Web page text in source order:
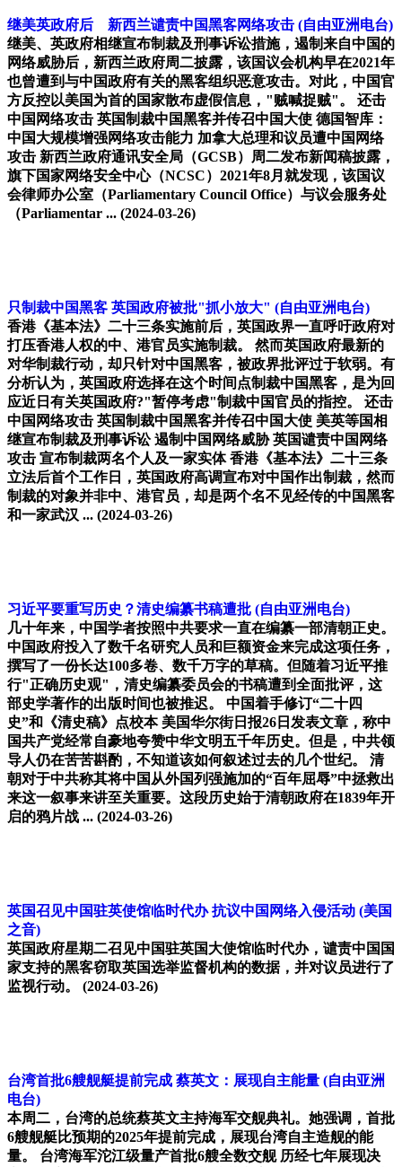
继美英政府后 新西兰谴责中国黑客网络攻击 (自由亚洲电台)
继美、英政府相继宣布制裁及刑事诉讼措施，遏制来自中国的
网络威胁后，新西兰政府周二披露，该国议会机构早在2021年
也曾遭到与中国政府有关的黑客组织恶意攻击。对此，中国官
方反控以美国为首的国家散布虚假信息，"贼喊捉贼"。 还击
中国网络攻击 英国制裁中国黑客并传召中国大使 德国智库：
中国大规模增强网络攻击能力 加拿大总理和议员遭中国网络
攻击 新西兰政府通讯安全局（GCSB）周二发布新闻稿披露，
旗下国家网络安全中心（NCSC）2021年8月就发现，该国议
会律师办公室（Parliamentary Council Office）与议会服务处
（Parliamentar ... (2024-03-26)
只制裁中国黑客 英国政府被批"抓小放大" (自由亚洲电台)
香港《基本法》二十三条实施前后，英国政界一直呼吁政府对
打压香港人权的中、港官员实施制裁。 然而英国政府最新的
对华制裁行动，却只针对中国黑客，被政界批评过于软弱。有
分析认为，英国政府选择在这个时间点制裁中国黑客，是为回
应近日有关英国政府?"暂停考虑"制裁中国官员的指控。 还击
中国网络攻击 英国制裁中国黑客并传召中国大使 美英等国相
继宣布制裁及刑事诉讼 遏制中国网络威胁 英国谴责中国网络
攻击 宣布制裁两名个人及一家实体 香港《基本法》二十三条
立法后首个工作日，英国政府高调宣布对中国作出制裁，然而
制裁的对象并非中、港官员，却是两个名不见经传的中国黑客
和一家武汉 ... (2024-03-26)
习近平要重写历史？清史编纂书稿遭批 (自由亚洲电台)
几十年来，中国学者按照中共要求一直在编纂一部清朝正史。
中国政府投入了数千名研究人员和巨额资金来完成这项任务，
撰写了一份长达100多卷、数千万字的草稿。但随着习近平推
行"正确历史观"，清史编纂委员会的书稿遭到全面批评，这
部史学著作的出版时间也被推迟。 中国着手修订“二十四
史”和《清史稿》点校本 美国华尔街日报26日发表文章，称中
国共产党经常自豪地夸赞中华文明五千年历史。但是，中共领
导人仍在苦苦斟酌，不知道该如何叙述过去的几个世纪。 清
朝对于中共称其将中国从外国列强施加的“百年屈辱”中拯救出
来这一叙事来讲至关重要。这段历史始于清朝政府在1839年开
启的鸦片战 ... (2024-03-26)
英国召见中国驻英使馆临时代办 抗议中国网络入侵活动 (美国
之音)
英国政府星期二召见中国驻英国大使馆临时代办，谴责中国国
家支持的黑客窃取英国选举监督机构的数据，并对议员进行了
监视行动。
(2024-03-26)
台湾首批6艘舰艇提前完成 蔡英文：展现自主能量 (自由亚洲
电台)
本周二，台湾的总统蔡英文主持海军交舰典礼。她强调，首批
6艘舰艇比预期的2025年提前完成，展现台湾自主造舰的能
量。 台湾海军沱江级量产首批6艘全数交舰 历经七年展现决